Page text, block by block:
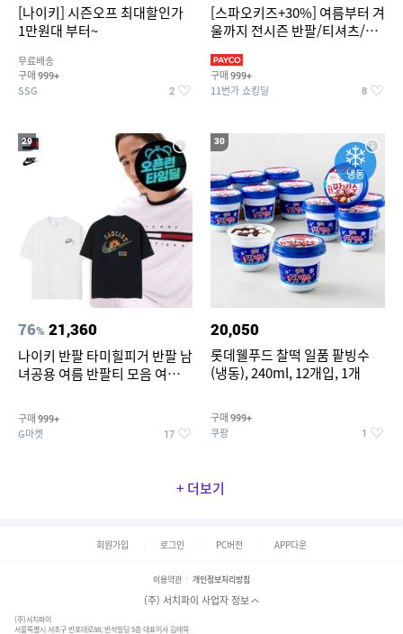
[나이키] 시즌오프 최대할인가
1만원대 부터~
무료배송
구매 999+
SSG 2
[스파오키즈+30%] 여름부터 겨
울까지 전시즌 반팔/티셔츠/셋
구매 999+
11번가 쇼킹딜 8
29
76% 21,360
나이키 반팔 타미힐피거 반팔 남
녀공용 여름 반팔티 모음 여름
구매 999+
G마켓 17
30
20,050
롯데웰푸드 찰떡 일품 팥빙수
(냉동), 240ml, 12개입, 1개
구매 999+
쿠팡 1
+ 더보기
회원가입 로그인 PC버전 APP다운
이용약관 개인정보처리방침
(주) 서치파이 사업자 정보
(주)서치파이
서울특별시 서초구 반포대로88, 반석빌딩 5층 대표이사 김태묵